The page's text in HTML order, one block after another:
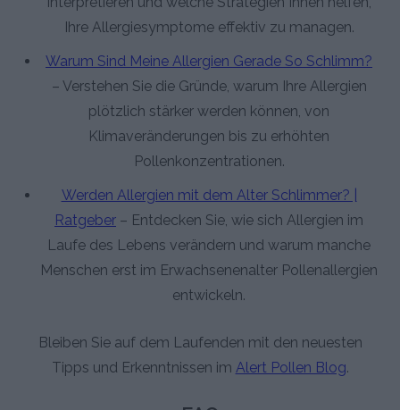
Ihre Allergiesymptome effektiv zu managen.
Warum Sind Meine Allergien Gerade So Schlimm?
– Verstehen Sie die Gründe, warum Ihre Allergien
plötzlich stärker werden können, von
Klimaveränderungen bis zu erhöhten
Pollenkonzentrationen.
Werden Allergien mit dem Alter Schlimmer? |
Ratgeber – Entdecken Sie, wie sich Allergien im
Laufe des Lebens verändern und warum manche
Menschen erst im Erwachsenenalter Pollenallergien
entwickeln.
Bleiben Sie auf dem Laufenden mit den neuesten
Tipps und Erkenntnissen im Alert Pollen Blog.